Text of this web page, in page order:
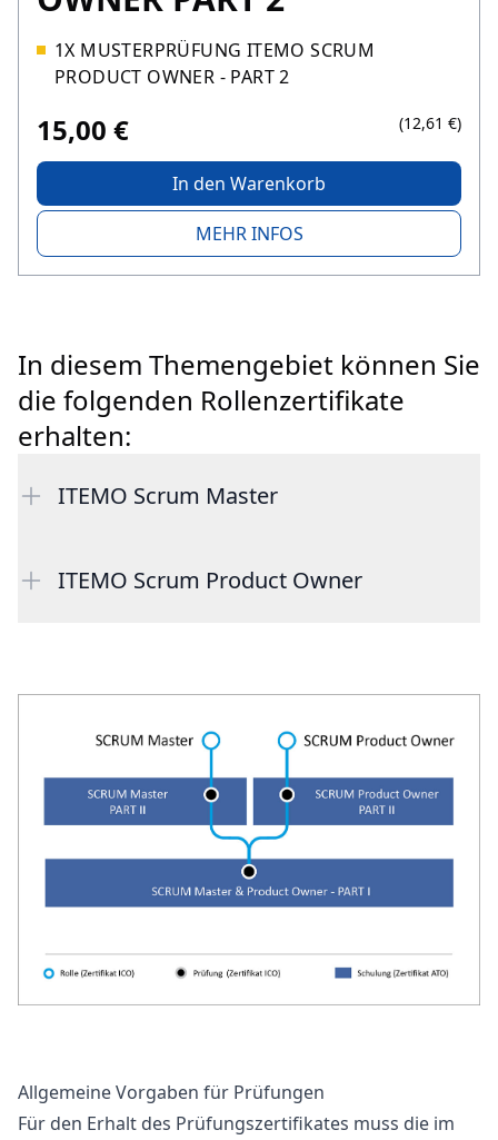
1X MUSTERPRÜFUNG ITEMO SCRUM
PRODUCT OWNER - PART 2
15,00 € (12,61 €)
In den Warenkorb
MEHR INFOS
In diesem Themengebiet können Sie
die folgenden Rollenzertifikate
erhalten:
ITEMO Scrum Master
ITEMO Scrum Product Owner
Allgemeine Vorgaben für Prüfungen
Für den Erhalt des Prüfungszertifikates muss die im